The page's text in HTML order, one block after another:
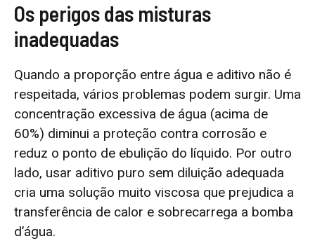
Os perigos das misturas
inadequadas
Quando a proporção entre água e aditivo não é
respeitada, vários problemas podem surgir. Uma
concentração excessiva de água (acima de
60%) diminui a proteção contra corrosão e
reduz o ponto de ebulição do líquido. Por outro
lado, usar aditivo puro sem diluição adequada
cria uma solução muito viscosa que prejudica a
transferência de calor e sobrecarrega a bomba
d’água.